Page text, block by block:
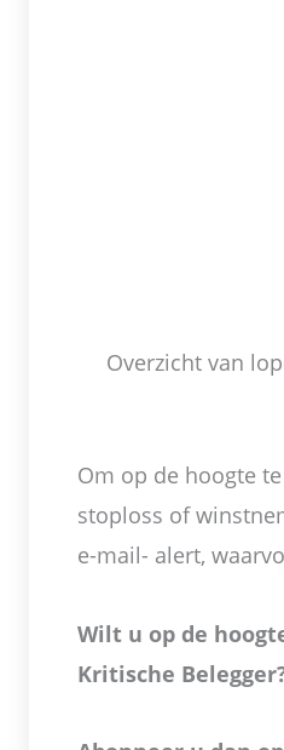
Overzicht van
Om op de hoogte
stoploss of
e-mail- alert,
Wilt u op de
Kritische